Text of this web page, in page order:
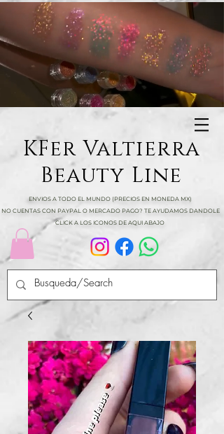
KFer Valtierra
Beauty Line
ENVIOS A TODO EL MUNDO (PRECIOS EN MONEDA MX)
NO CUENTAS CON PAYPAL O MERCADO PAGO? TE AYUDAMOS DANDOLE
CLICK A LOS ICONOS DE AQUI ABAJO